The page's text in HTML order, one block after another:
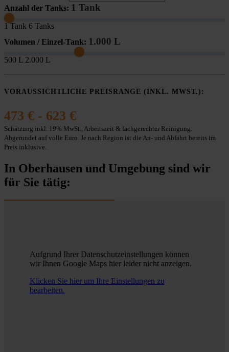
Anzahl der Tanks: 1 Tank
1 Tank 6 Tanks
Volumen / Einzel-Tank: 1.000 L
500 L 2.000 L
VORAUSSICHTLICHE PREISRANGE (INKL. MWST.):
473 € - 623 €
Schätzung inkl. 19% MwSt., Arbeitszeit & fachgerechter Reinigung.
Abgerundet auf volle Euro. Je nach Region ist die An- und Abfahrt bereits im
Preis inklusive.
In Oberhausen und Umgebung sind wir
für Sie tätig:
Aufgrund Ihrer Datenschutzeinstellungen können
wir Ihnen Google Maps hier leider nicht anzeigen.
Klicken Sie hier um Ihre Einstellungen zu
bearbeiten.